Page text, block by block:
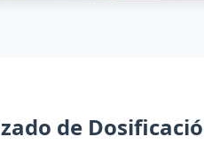
de